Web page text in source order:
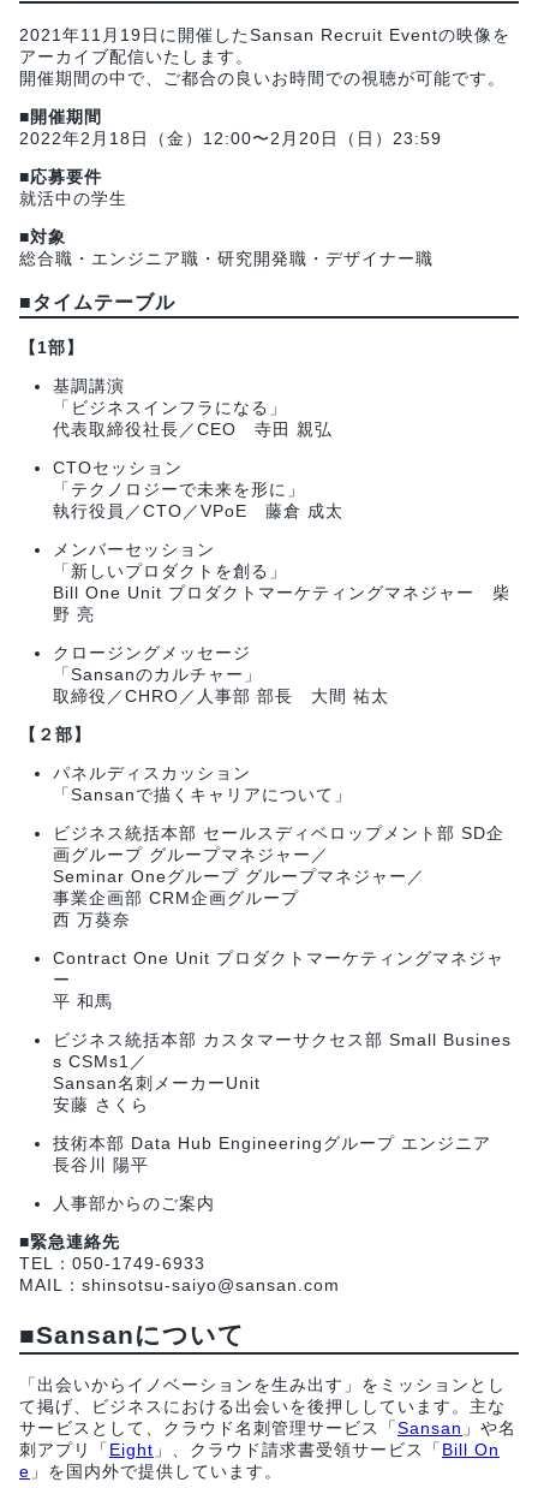
2021年11月19日に開催したSansan Recruit Eventの映像を
アーカイブ配信いたします。
開催期間の中で、ご都合の良いお時間での視聴が可能です。
■開催期間
2022年2月18日（金）12:00〜2月20日（日）23:59
■応募要件
就活中の学生
■対象
総合職・エンジニア職・研究開発職・デザイナー職
■タイムテーブル
【1部】
基調講演
「ビジネスインフラになる」
代表取締役社長／CEO 寺田 親弘
CTOセッション
「テクノロジーで未来を形に」
執行役員／CTO／VPoE 藤倉 成太
メンバーセッション
「新しいプロダクトを創る」
Bill One Unit プロダクトマーケティングマネジャー 柴
野 亮
クロージングメッセージ
「Sansanのカルチャー」
取締役／CHRO／人事部 部長 大間 祐太
【２部】
パネルディスカッション
「Sansanで描くキャリアについて」
ビジネス統括本部 セールスディベロップメント部 SD企
画グループ グループマネジャー／
Seminar Oneグループ グループマネジャー／
事業企画部 CRM企画グループ
西 万葵奈
Contract One Unit プロダクトマーケティングマネジャ
ー
平 和馬
ビジネス統括本部 カスタマーサクセス部 Small Busines
s CSMs1／
Sansan名刺メーカーUnit
安藤 さくら
技術本部 Data Hub Engineeringグループ エンジニア
長谷川 陽平
人事部からのご案内
■緊急連絡先
TEL：050-1749-6933
MAIL：shinsotsu-saiyo@sansan.com
■Sansanについて
「出会いからイノベーションを生み出す」をミッションとし
て掲げ、ビジネスにおける出会いを後押ししています。主な
サービスとして、クラウド名刺管理サービス「Sansan 」や名
刺アプリ「 Eight 」、クラウド請求書受領サービス「 Bill On
e 」を国内外で提供しています。